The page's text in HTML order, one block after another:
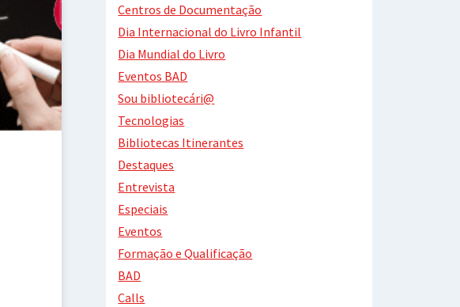
Centros de Documentação
Dia Internacional do Livro Infantil
Dia Mundial do Livro
Eventos BAD
Sou bibliotecári@
Tecnologias
Bibliotecas Itinerantes
Destaques
Entrevista
Especiais
Eventos
Formação e Qualificação
BAD
Calls